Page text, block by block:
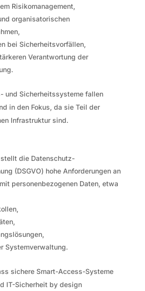
Risikomanagement,
organisatorischen
bei Sicherheitsvorfällen,
Verantwortung der
und Sicherheitssysteme fallen
in den Fokus, da sie Teil der
Infrastruktur sind.
die Datenschutz-
(DSGVO) hohe Anforderungen an
personenbezogenen Daten, etwa
Systemverwaltung.
sichere Smart-Access-Systeme
IT-Sicherheit by design